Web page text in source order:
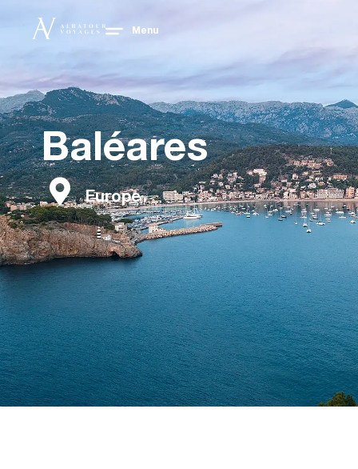
Menu
Baléares
Europe